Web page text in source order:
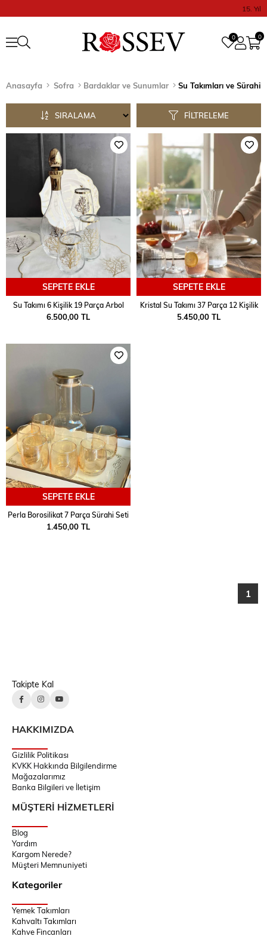
15. Yıl
0
0
Anasayfa Sofra Bardaklar ve Sunumlar Su Takımları ve
FILTRELEME
SIRALAMA
SEPETE EKLE
Su Takımı 6 Kişilik 19 Parça Arbol
6.500,00 TL
SEPETE EKLE
Kristal Su Takımı 37 Parça 12 Kişilik
5.450,00 TL
SEPETE EKLE
Perla Borosilikat 7 Parça Sürahi Seti
1.450,00 TL
1
Takipte Kal
HAKKIMIZDA
Gizlilik Politikası
KVKK Hakkında Bilgilendirme
Mağazalarımız
Banka Bilgileri ve İletişim
MÜŞTERİ HİZMETLERİ
Blog
Yardım
Kargom Nerede?
Müşteri Memnuniyeti
Kategoriler
Yemek Takımları
Kahvaltı Takımları
Kahve Fincanları